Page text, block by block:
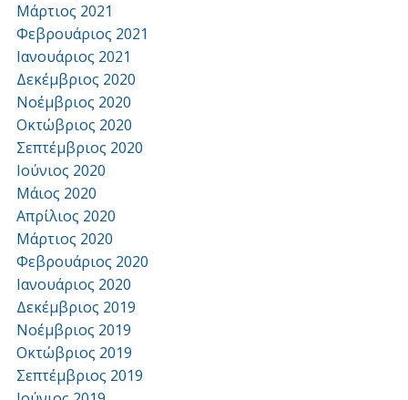
Μάρτιος 2021
Φεβρουάριος 2021
Ιανουάριος 2021
Δεκέμβριος 2020
Νοέμβριος 2020
Οκτώβριος 2020
Σεπτέμβριος 2020
Ιούνιος 2020
Μάιος 2020
Απρίλιος 2020
Μάρτιος 2020
Φεβρουάριος 2020
Ιανουάριος 2020
Δεκέμβριος 2019
Νοέμβριος 2019
Οκτώβριος 2019
Σεπτέμβριος 2019